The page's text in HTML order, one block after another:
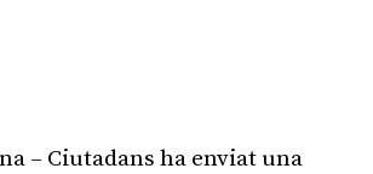
– Ciutadans ha enviat una